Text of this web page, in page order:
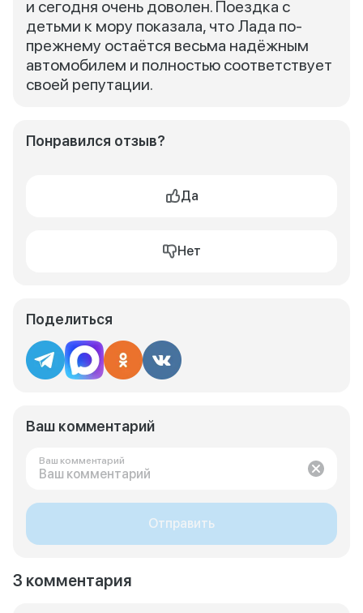
и сегодня очень доволен. Поездка с
детьми к мору показала, что Лада по-
прежнему остаётся весьма надёжным
автомобилем и полностью соответствует
своей репутации.
Понравился отзыв?
Да
Нет
Поделиться
Ваш комментарий
Ваш комментарий
Отправить
3 комментария